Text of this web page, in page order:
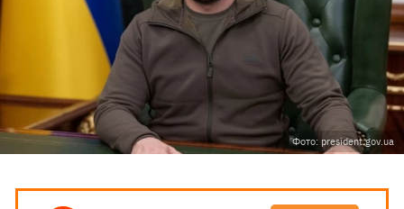
Фото: president.gov.ua